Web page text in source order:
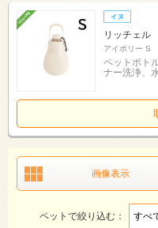
リッチェ
アイボリー S
ペットボト
ナー洗浄、
画像表示
ペットで絞り込む：